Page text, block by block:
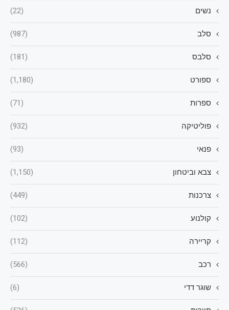
נשים (22)
סלב (987)
סלבס (181)
ספורט (1,180)
ספרות (71)
פוליטיקה (932)
פנאי (93)
צבא וביטחון (1,150)
צרכנות (449)
קולנוע (102)
קריירה (112)
רכב (566)
שוגר דדי (6)